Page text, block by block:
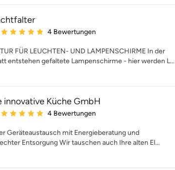
Bewertung: 5 von 5 Sternen
4 Bewertungen
FÜR LEUCHTEN- UND LAMPENSCHIRME In der
entstehen gefaltete Lampenschirme - hier werden L...
innovative Küche GmbH
Bewertung: 5 von 5 Sternen
4 Bewertungen
Geräteaustausch mit Energieberatung und
Entsorgung Wir tauschen auch Ihre alten El...